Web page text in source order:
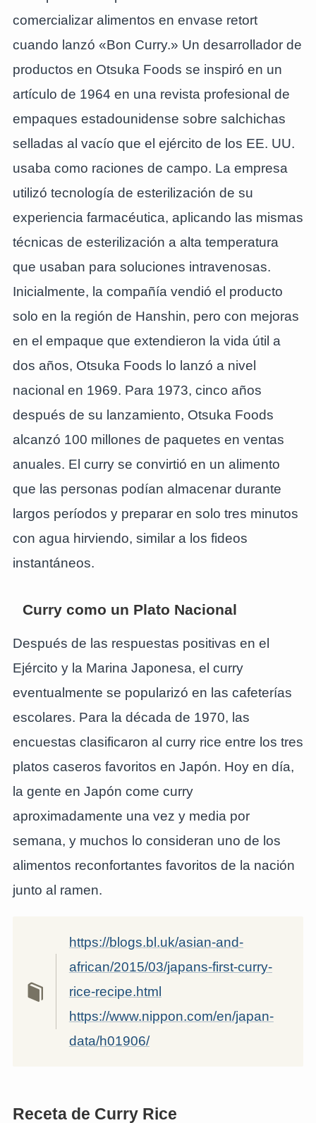
comercializar alimentos en envase retort
cuando lanzó «Bon Curry.» Un desarrollador de
productos en Otsuka Foods se inspiró en un
artículo de 1964 en una revista profesional de
empaques estadounidense sobre salchichas
selladas al vacío que el ejército de los EE. UU.
usaba como raciones de campo. La empresa
utilizó tecnología de esterilización de su
experiencia farmacéutica, aplicando las mismas
técnicas de esterilización a alta temperatura
que usaban para soluciones intravenosas.
Inicialmente, la compañía vendió el producto
solo en la región de Hanshin, pero con mejoras
en el empaque que extendieron la vida útil a
dos años, Otsuka Foods lo lanzó a nivel
nacional en 1969. Para 1973, cinco años
después de su lanzamiento, Otsuka Foods
alcanzó 100 millones de paquetes en ventas
anuales. El curry se convirtió en un alimento
que las personas podían almacenar durante
largos períodos y preparar en solo tres minutos
con agua hirviendo, similar a los fideos
instantáneos.
Curry como un Plato Nacional
Después de las respuestas positivas en el
Ejército y la Marina Japonesa, el curry
eventualmente se popularizó en las cafeterías
escolares. Para la década de 1970, las
encuestas clasificaron al curry rice entre los tres
platos caseros favoritos en Japón. Hoy en día,
la gente en Japón come curry
aproximadamente una vez y media por
semana, y muchos lo consideran uno de los
alimentos reconfortantes favoritos de la nación
junto al ramen.
https://blogs.bl.uk/asian-and-
african/2015/03/japans-first-curry-
rice-recipe.html
https://www.nippon.com/en/japan-
data/h01906/
Receta de Curry Rice